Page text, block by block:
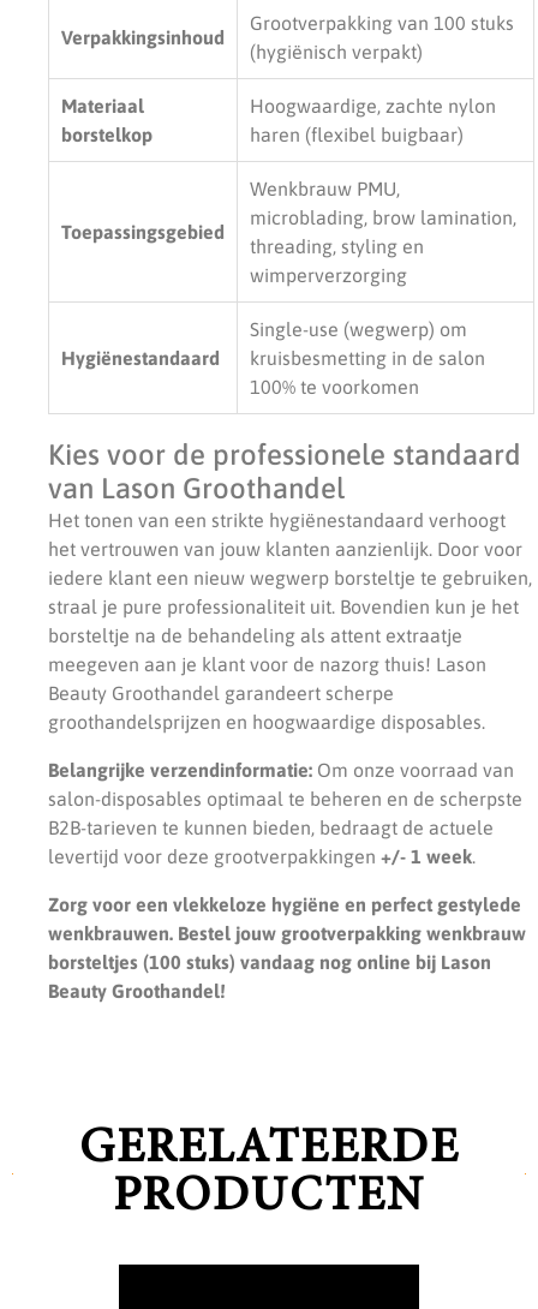
Verpakkingsinhoud
Grootverpakking van 100 stuks
(hygiënisch verpakt)
Materiaal
borstelkop
Hoogwaardige, zachte nylon
haren (flexibel buigbaar)
Toepassingsgebied
Wenkbrauw PMU,
microblading, brow lamination,
threading, styling en
wimperverzorging
Hygiënestandaard
Single-use (wegwerp) om
kruisbesmetting in de salon
100% te voorkomen
Kies voor de professionele standaard
van Lason Groothandel
Het tonen van een strikte hygiënestandaard verhoogt
het vertrouwen van jouw klanten aanzienlijk. Door voor
iedere klant een nieuw wegwerp borsteltje te gebruiken,
straal je pure professionaliteit uit. Bovendien kun je het
borsteltje na de behandeling als attent extraatje
meegeven aan je klant voor de nazorg thuis! Lason
Beauty Groothandel garandeert scherpe
groothandelsprijzen en hoogwaardige disposables.
Belangrijke verzendinformatie: Om onze voorraad van
salon-disposables optimaal te beheren en de scherpste
B2B-tarieven te kunnen bieden, bedraagt de actuele
levertijd voor deze grootverpakkingen +/- 1 week.
Zorg voor een vlekkeloze hygiëne en perfect gestylede
wenkbrauwen. Bestel jouw grootverpakking wenkbrauw
borsteltjes (100 stuks) vandaag nog online bij Lason
Beauty Groothandel!
GERELATEERDE
PRODUCTEN